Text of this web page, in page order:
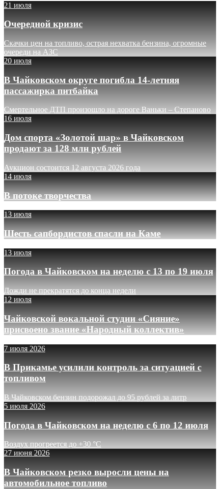
21 июля
Очередной кризис
Скачки цен на топливо, острая нехватка бензина, огромные
очереди на АЗС
20 июля
В Чайковском округе погибла 14-летняя
пассажирка питбайка
Смертельное ДТП произошло на дороге Ваньки – Степаново
16 июля
Дом спорта «Золотой шар» в Чайковском
продают за 128 млн рублей
Аукцион состоится 12 августа 2026 года
14 июля
В потоке творчества
13 июля
Шесть сапбордистов спасли на Каме
13 июля
Погода в Чайковском на неделю с 13 по 19 июля
Дожди не прекратятся до конца недели
12 июля
Чайковской вокальной студии «Сияние»
присвоено звание «Народный коллектив»
7 июля 2026
В Прикамье усилили контроль за ситуацией с
топливом
В Чайковском бензин подорожал до 95 рублей за литр
5 июля 2026
Погода в Чайковском на неделю с 6 по 12 июля
Воздух прогреется до +30 °C
27 июня 2026
В Чайковском резко выросли цены на
автомобильное топливо